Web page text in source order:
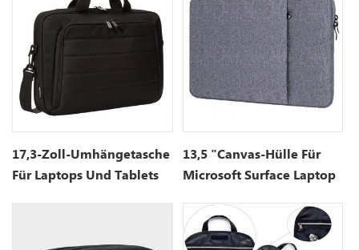
17,3-Zoll-Umhängetasche
Für Laptops Und Tablets
13,5 "Canvas-Hülle Für
Microsoft Surface Laptop